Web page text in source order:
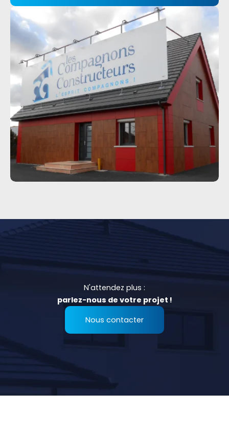
N'attendez plus :
parlez-nous de votre projet !
Nous contacter